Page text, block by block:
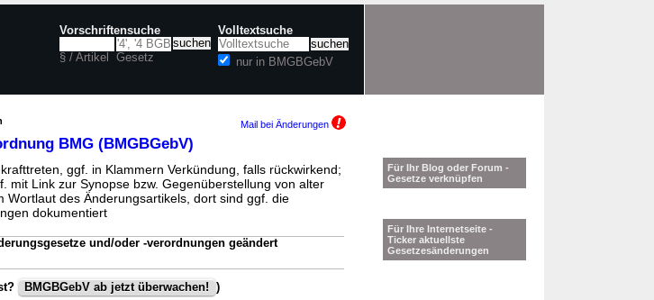
Vorschriftensuche
§ / Artikel Gesetz
Volltextsuche
nur in BMGBGebV
Mail bei Änderungen
BMG (BMGBGebV)
ggf. in Klammern Verkündung, falls rückwirkend;
mit Link zur Synopse bzw. Gegenüberstellung von alter
des Änderungsartikels, dort sind ggf. die
dokumentiert
und/oder -verordnungen geändert
BMGBGebV ab jetzt überwachen!
)
Für Ihr Blog oder Forum -
Gesetze verknüpfen
Für Ihre Internetseite -
Ticker aktuellste
Gesetzesänderungen